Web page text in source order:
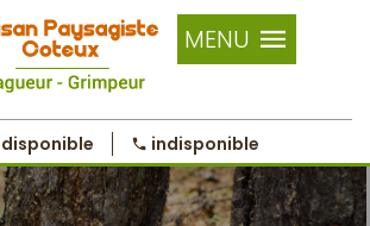
MENU
indisponible